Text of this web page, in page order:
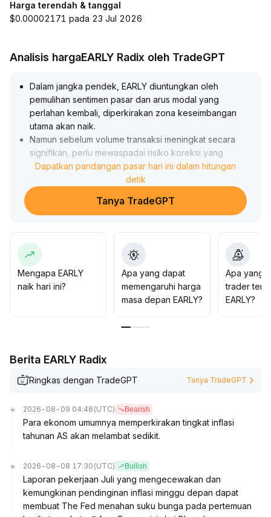
Harga terendah & tanggal
$0.00002171 pada 23 Jul 2026
Analisis hargaEARLY Radix oleh TradeGPT
Dalam jangka pendek, EARLY diuntungkan oleh
pemulihan sentimen pasar dan arus modal yang
perlahan kembali, diperkirakan zona keseimbangan
utama akan naik.
Namun sebelum volume transaksi meningkat secara
signifikan, perlu mewaspadai risiko koreksi yang
disebabkan oleh lonjakan volatilitas, dan perhatikan
zona support kunci di USD 0,85-0,92
Dalam jangka menengah dan panjang, didorong oleh
pelonggaran makro dan peningkatan minat institusi
oleh resonansi fundamental dan likuiditas
Disarankan agar strategi jangka pendek dilakukan
dengan hati-hati, sedangkan untuk jangka menengah
dan panjang dapat secara bertahap meningkatkan
posisi, mengikuti tren kenaikan industri dan keuntungan
Dapatkan pandangan pasar hari ini dalam hitungan
detik
Tanya TradeGPT
Mengapa EARLY
naik hari ini?
Apa yang dapat
memengaruhi harga
masa depan EARLY?
Apa yang
trader
EARLY?
Berita EARLY Radix
Ringkas dengan TradeGPT Tanya TradeGPT
2026-08-09 04:48 (UTC) Bearish
Para ekonom umumnya memperkirakan tingkat inflasi
tahunan AS akan melambat sedikit.
2026-08-08 17:30 (UTC) Bullish
Laporan pekerjaan Juli yang mengecewakan dan
kemungkinan pendinginan inflasi minggu depan dapat
membuat The Fed menahan suku bunga pada pertemuan